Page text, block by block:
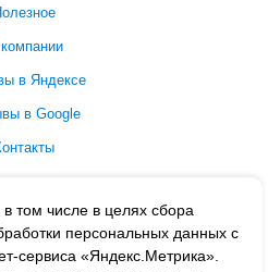
том числе в целях сбора
персональных данных с
сервиса «Яндекс.Метрика».
в Яндексе
в Google